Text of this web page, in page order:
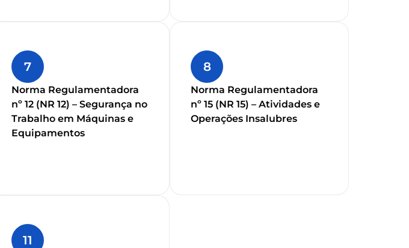
7
Norma Regulamentadora
nº 12 (NR 12) – Segurança no
Trabalho em Máquinas e
Equipamentos
8
Norma Regulamentadora
nº 15 (NR 15) – Atividades e
Operações Insalubres
11